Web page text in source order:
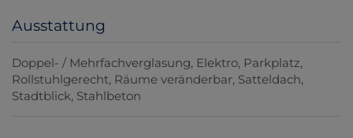
Ausstattung
Doppel- / Mehrfachverglasung Elektro Parkplatz
Rollstuhlgerecht Räume veränderbar Satteldach
Stadtblick Stahlbeton